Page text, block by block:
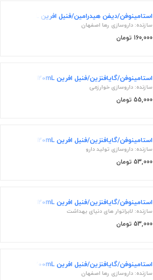
استامینوفن/دیفن هیدرامین/فنیل افرین 160mg/12.5mg/2.5mg/5mL,200mL شربت خوراکی
سازنده: داروسازی رها اصفهان
160,000 تومان
استامینوفن/گایافنزین/فنیل افرین 125mg/50mg/2.5mg/5mL,120mL شربت خوراکی
سازنده: داروسازی خوارزمی
55,000 تومان
استامینوفن/گایافنزین/فنیل افرین 125mg/50mg/2.5mg/5mL,120mL شربت خوراکی
سازنده: داروسازی تولید دارو
53,000 تومان
استامینوفن/گایافنزین/فنیل افرین 125mg/50mg/2.5mg/5mL,120mL شربت خوراکی
سازنده: لابراتوار های دنیای بهداشت
53,000 تومان
استامینوفن/گایافنزین/فنیل افرین 125mg/50mg/2.5mg/5mL,200mL شربت خوراکی
سازنده: داروسازی رها اصفهان